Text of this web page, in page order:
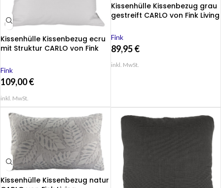
Kissenhülle Kissenbezug ecru
mit Struktur CARLO von Fink
Fink
109,00€
inkl. MwSt.
Kissenhülle Kissenbezug grau
gestreift CARLO von Fink Living
Fink
89,95€
inkl. MwSt.
Kissenhülle Kissenbezug natur